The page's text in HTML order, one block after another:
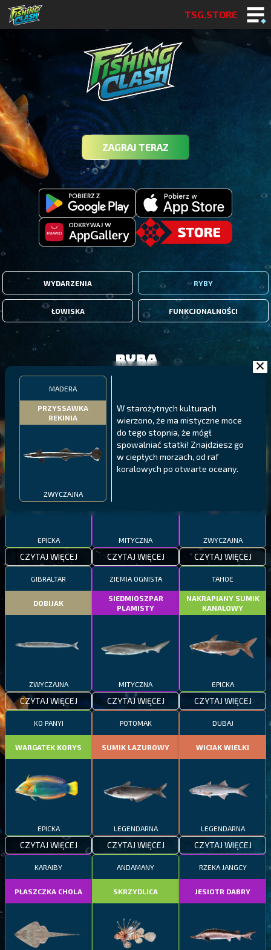
TSG.STORE
ZAGRAJ TERAZ
WYDARZENIA RYBY
ŁOWISKA FUNKCJONALNOŚCI
MADERA
PRZYSSAWKA
REKINIA
ZWYCZAJNA
W starożytnych kulturach
wierzono, że ma mistyczne moce
do tego stopnia, że mógł
spowalniać statki! Znajdziesz go
w ciepłych morzach, od raf
koralowych po otwarte oceany.
Ryba
PYSZCZAK ZACHODNI
EPICKA
CZYTAJ WIĘCEJ
PÓŁNOCNE FIORDY
LING
MITYCZNA
CZYTAJ WIĘCEJ
WYSPY GALAPAGOS
BODIAN
ZWYCZAJNA
CZYTAJ WIĘCEJ
GIBRALTAR
DOBIJAK
ZWYCZAJNA
CZYTAJ WIĘCEJ
ZIEMIA OGNISTA
SIEDMIOSZPAR
PLAMISTY
MITYCZNA
CZYTAJ WIĘCEJ
TAHOE
NAKRAPIANY SUMIK
KANAŁOWY
EPICKA
CZYTAJ WIĘCEJ
KO PANYI
WARGATEK KORYS
EPICKA
CZYTAJ WIĘCEJ
POTOMAK
SUMIK LAZUROWY
LEGENDARNA
CZYTAJ WIĘCEJ
DUBAJ
WICIAK WIELKI
LEGENDARNA
CZYTAJ WIĘCEJ
KARAIBY
PŁASZCZKA CHOLA
ANDAMANY
SKRZYDLICA
RZEKA JANGCY
JESIOTR DABRY